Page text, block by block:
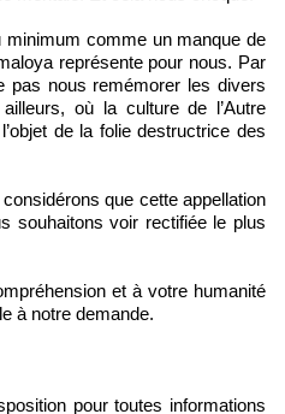
comme un manque de
représente pour nous. Par
pas nous remémorer les divers
où la culture de l’Autre
de la folie destructrice des
que cette appellation
souhaitons voir rectifiée le plus
et à votre humanité
à notre demande.
pour toutes informations